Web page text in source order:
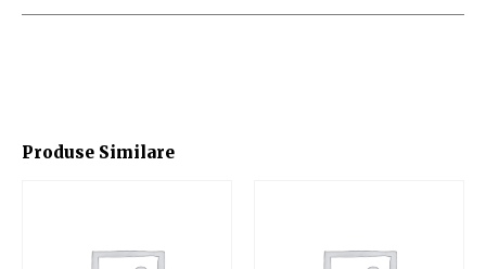
Produse Similare